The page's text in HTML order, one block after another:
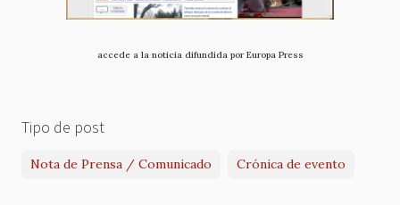
accede a la noticia difundida por Europa Press
Tipo de post
Nota de Prensa / Comunicado Crónica de evento